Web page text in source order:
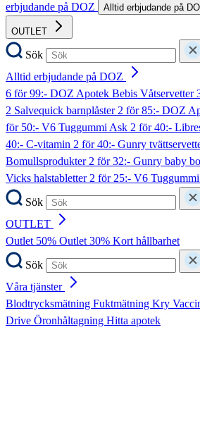
erbjudande på DOZ
Alltid erbjudande på
OUTLET
Sök
Alltid erbjudande på DOZ
6 för 99:- DOZ Apotek Bebis Våtservetter
2 Salvequick barnplåster2 för 85:- DOZ
för 50:- V6 Tuggummi Ask 2 för 40:-
40:- C-vitamin 2 för 40:- Gunry
Bomullsprodukter2 för 32:- Gunry baby
Vicks halstabletter2 för 25:- V6 Tuggummi
Sök
OUTLET
Outlet 50% Outlet 30% Kort hållbarhet
Sök
Våra tjänster
Blodtrycksmätning Fuktmätning Kry
Drive Öronhåltagning Hitta apotek